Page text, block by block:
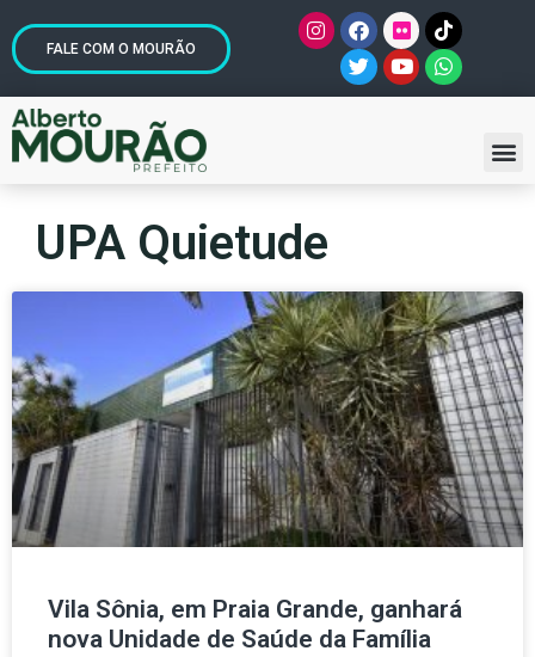
FALE COM O MOURÃO
UPA Quietude
Vila Sônia, em Praia Grande, ganhará
nova Unidade de Saúde da Família